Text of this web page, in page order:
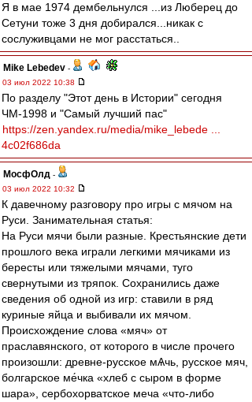
Я в мае 1974 дембельнулся ...из Люберец до
Сетуни тоже 3 дня добирался...никак с
сослуживцами не мог расстаться..
Mike Lebedev -
03 июл 2022 10:38
По разделу "Этот день в Истории" сегодня
ЧМ-1998 и "Самый лучший пас"
https://zen.yandex.ru/media/mike_lebede ...
4c02f686da
МосфОлд -
03 июл 2022 10:32
К давечному разговору про игры с мячом на
Руси. Занимательная статья:
На Руси мячи были разные. Крестьянские дети
прошлого века играли легкими мячиками из
бересты или тяжелыми мячами, туго
свернутыми из тряпок. Сохранились даже
сведения об одной из игр: ставили в ряд
куриные яйца и выбивали их мячом.
Происхождение слова «мяч» от
праславянского, от которого в числе прочего
произошли: древне-русское мѦчь, русское мяч,
болгарское ме́чка «хлеб с сыром в форме
шара», сербохорватское меча «что-либо